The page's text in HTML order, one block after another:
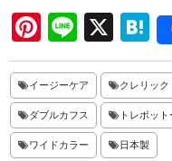
Pi
nt
er
es
t
Li
ne
X
H
at
a
イージーケア クレリック
ダブルカフス トレボット
ワイドカラー 日本製